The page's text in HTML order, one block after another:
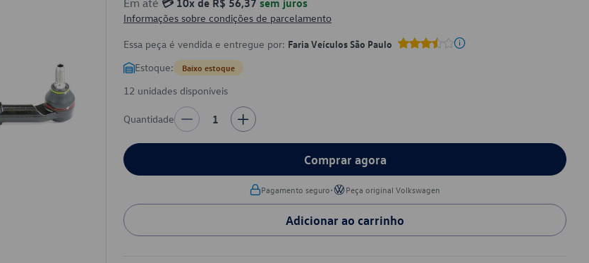
Em até 💳 10x de R$ 56,37 sem juros
Informações sobre condições de parcelamento
Essa peça é vendida e entregue por: Faria Veículos São Paulo
Estoque: Baixo estoque
12 unidades disponíveis
Quantidade 1
Comprar agora
Pagamento seguro• Peça original Volkswagen
Adicionar ao carrinho